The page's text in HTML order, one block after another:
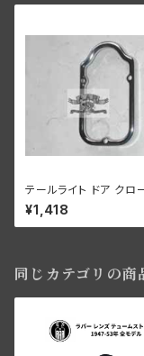
テールライト ドア クロ
キ 1947-53年
¥1,418
同じカテゴリの商